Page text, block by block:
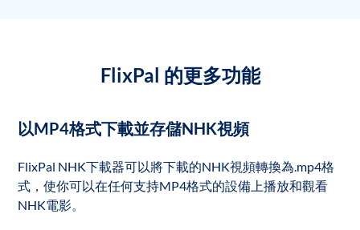
FlixPal 的更多功能
以MP4格式下載並存儲NHK視頻
FlixPal NHK下載器可以將下載的NHK視頻轉換為.mp4格
式，使你可以在任何支持MP4格式的設備上播放和觀看
NHK電影。